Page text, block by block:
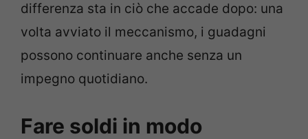
differenza sta in ciò che accade dopo: una
volta avviato il meccanismo, i guadagni
possono continuare anche senza un
impegno quotidiano.
Fare soldi in modo